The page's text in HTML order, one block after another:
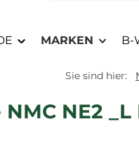
MARKEN B-
Sie sind hier:
NE2